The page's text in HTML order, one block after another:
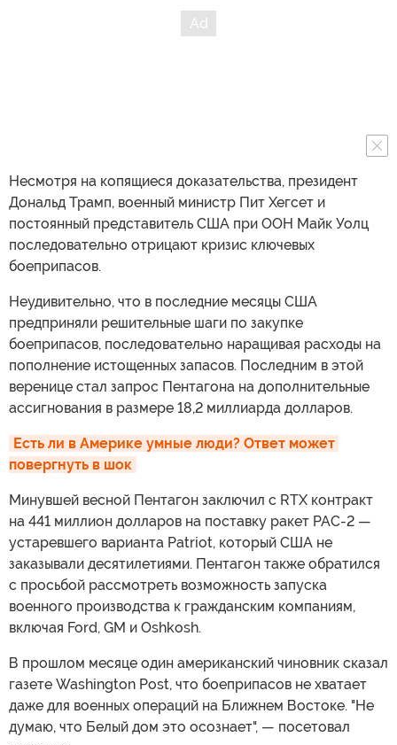
Несмотря на копящиеся доказательства, президент
Дональд Трамп, военный министр Пит Хегсет и
постоянный представитель США при ООН Майк Уолц
последовательно отрицают кризис ключевых
боеприпасов.
Неудивительно, что в последние месяцы США
предприняли решительные шаги по закупке
боеприпасов, последовательно наращивая расходы на
пополнение истощенных запасов. Последним в этой
веренице стал запрос Пентагона на дополнительные
ассигнования в размере 18,2 миллиарда долларов.
Есть ли в Америке умные люди? Ответ может
повергнуть в шок
Минувшей весной Пентагон заключил с RTX контракт
на 441 миллион долларов на поставку ракет PAC-2 —
устаревшего варианта Patriot, который США не
заказывали десятилетиями. Пентагон также обратился
с просьбой рассмотреть возможность запуска
военного производства к гражданским компаниям,
включая Ford, GM и Oshkosh.
В прошлом месяце один американский чиновник сказал
газете Washington Post, что боеприпасов не хватает
даже для военных операций на Ближнем Востоке. "Не
думаю, что Белый дом это осознает", — посетовал